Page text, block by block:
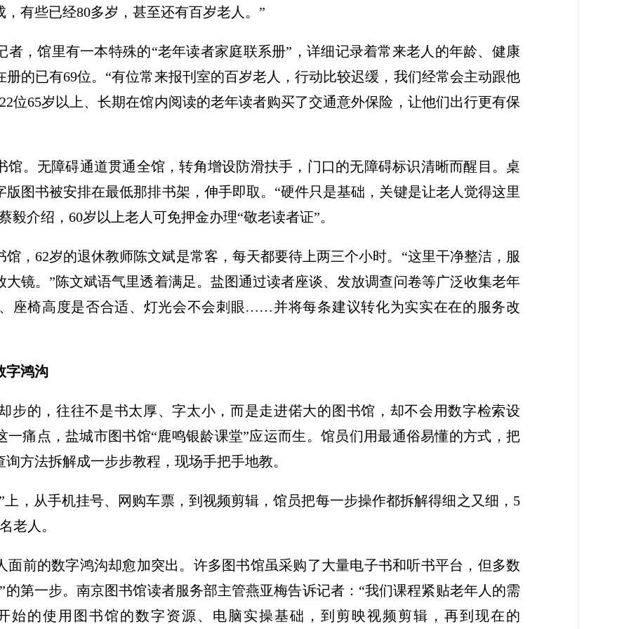
有些已经80多岁，甚至还有百岁老人。”
者，馆里有一本特殊的“老年读者家庭联系册”，详细记录着常来老人的年龄、健康
的已有69位。“有位常来报刊室的百岁老人，行动比较迟缓，我们经常会主动跟他
位65岁以上、长期在馆内阅读的老年读者购买了交通意外保险，让他们出行更有保
馆。无障碍通道贯通全馆，转角增设防滑扶手，门口的无障碍标识清晰而醒目。桌
图书被安排在最低那排书架，伸手即取。“硬件只是基础，关键是让老人觉得这里
毅介绍，60岁以上老人可免押金办理“敬老读者证”。
，62岁的退休教师陈文斌是常客，每天都要待上两三个小时。“这里干净整洁，服
镜。”陈文斌语气里透着满足。盐图通过读者座谈、发放调查问卷等广泛收集老年
椅高度是否合适、灯光会不会刺眼……并将每条建议转化为实实在在的服务改
字鸿沟
步的，往往不是书太厚、字太小，而是走进偌大的图书馆，却不会用数字检索设
一痛点，盐城市图书馆“鹿鸣银龄课堂”应运而生。馆员们用最通俗易懂的方式，把
方法拆解成一步步教程，现场手把手地教。
上，从手机挂号、网购车票，到视频剪辑，馆员把每一步操作都拆解得细之又细，5
老人。
面前的数字鸿沟却愈加突出。许多图书馆虽采购了大量电子书和听书平台，但多数
第一步。南京图书馆读者服务部主管燕亚梅告诉记者：“我们课程紧贴老年人的需
始的使用图书馆的数字资源、电脑实操基础，到剪映视频剪辑，再到现在的